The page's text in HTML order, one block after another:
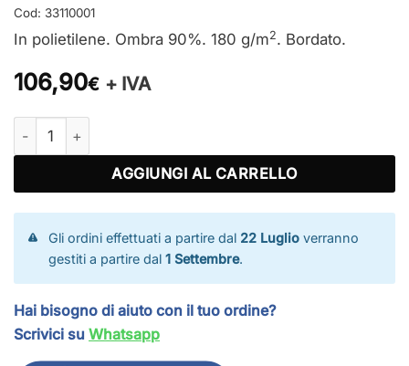
Cod: 33110001
In polietilene. Ombra 90%. 180 g/m2. Bordato.
106,90€ + IVA
Telo ombra extra pesante quantità
AGGIUNGI AL CARRELLO
Gli ordini effettuati a partire dal 22 Luglio verranno
gestiti a partire dal1 Settembre.
Hai bisogno di aiuto con il tuo ordine?
Scrivici su Whatsapp